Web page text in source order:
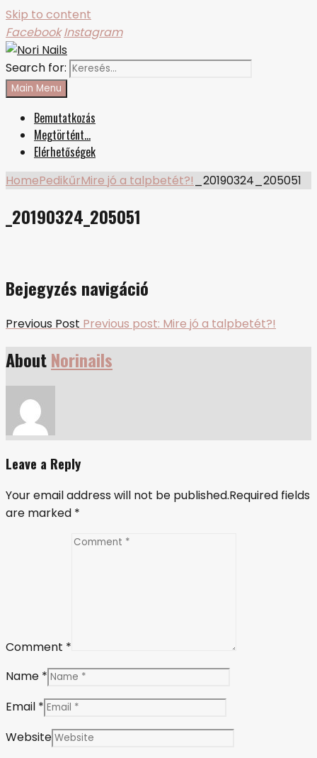
Skip to content
Facebook Instagram
Nori Nails
körmös blog
Search for:
Main Menu
Bemutatkozás
Megtörtént…
Elérhetőségek
HomePedikűrMire jó a talpbetét?! _20190324_205051
_20190324_205051
Bejegyzés navigáció
Previous Post Previous post: Mire jó a talpbetét?!
AboutNorinails
Leave a Reply
Your email address will not be published.Required fields
are marked *
Comment *
Name *
Email *
Website